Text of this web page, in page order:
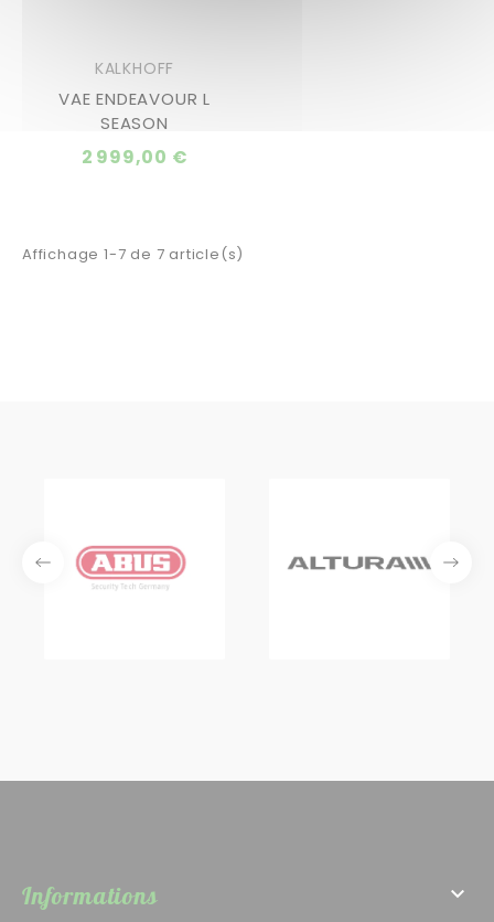
KALKHOFF
VAE ENDEAVOUR L
SEASON
2 999,00 €
Affichage 1-7 de 7 article(s)
Informations 